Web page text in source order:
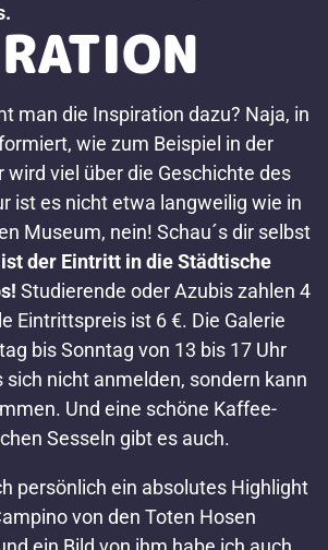
man die Inspiration dazu? Naja, in
wie zum Beispiel in der
wird viel über die Geschichte des
ist es nicht etwa langweilig wie in
Museum, nein! Schau´s dir selbst
der Eintritt in die Städtische
Studierende oder Azubis zahlen 4
Eintrittspreis ist 6 €. Die Galerie
bis Sonntag von 13 bis 17 Uhr
nicht anmelden, sondern kann
Und eine schöne Kaffee-
Sesseln gibt es auch.
persönlich ein absolutes Highlight
von den Toten Hosen